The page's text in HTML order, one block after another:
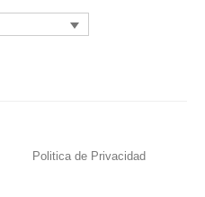
Politica de Privacidad